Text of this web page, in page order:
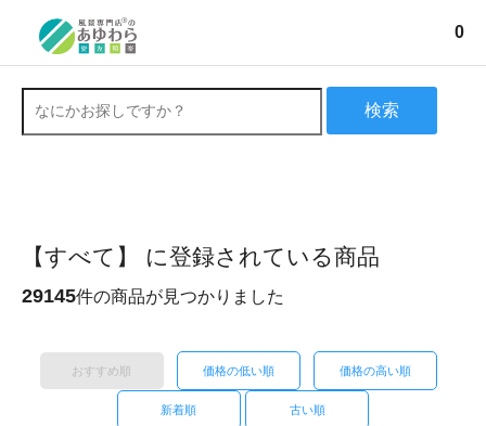
0
検索
【すべて】 に登録されている商品
29145件の商品が見つかりました
おすすめ順 価格の低い順 価格の高い順
新着順 古い順